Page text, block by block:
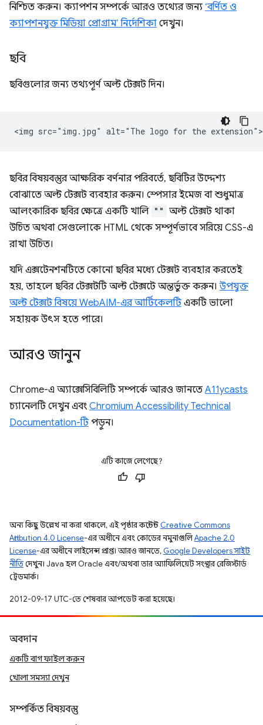
নিশ্চিত করুন। ক্যাপশন সম্পর্কে আরও তথ্যের জন্য ‘বর্ণিত ও
ক্যাপশনযুক্ত মিডিয়া প্রোগ্রাম’ নির্দেশিকা দেখুন।
ছবি
ছবিগুলোর জন্য তথ্যপূর্ণ অল্ট টেক্সট দিন।
ছবির বিষয়বস্তুর আক্ষরিক বর্ণনার পরিবর্তে, ছবিটির উদ্দেশ্য
বোঝাতে অল্ট টেক্সট ব্যবহার করুন। স্পেসার ইমেজ বা শুধুমাত্র
আলংকারিক ছবির ক্ষেত্রে একটি খালি "" অল্ট টেক্সট থাকা
উচিত অথবা সেগুলোকে HTML থেকে সম্পূর্ণভাবে সরিয়ে CSS-এ
রাখা উচিত।
যদি এক্সটেনশনটিতে কোনো ছবির মধ্যে টেক্সট ব্যবহার করতেই
হয়, তাহলে ছবির টেক্সটটি অল্ট টেক্সটে অন্তর্ভুক্ত করুন।উপযুক্ত
অল্ট টেক্সট বিষয়ে WebAIM-এর আর্টিকেলটিএকটি ভালো
সহায়ক উৎস হতে পারে।
আরও জানুন
Chrome-এ অ্যাক্সেসিবিলিটি সম্পর্কে আরও জানতে A11ycasts
চ্যানেলটি দেখুন এবং Chromium Accessibility Technical
Documentation-টিপড়ুন।
এটি কাজে লেগেছে?
অন্য কিছু উল্লেখ না করা থাকলে, এই পৃষ্ঠার কন্টেন্ট Creative Commons
Attribution 4.0 License-এর অধীনে এবং কোডের নমুনাগুলিApache 2.0
License-এর অধীনে লাইসেন্স প্রাপ্ত। আরও জানতে, Google Developers সাইট
নীতিদেখুন। Java হল Oracle এবং/অথবা তার অ্যাফিলিয়েট সংস্থার রেজিস্টার্ড
ট্রেডমার্ক।
2012-09-17 UTC-তে শেষবার আপডেট করা হয়েছে।
অবদান
একটি বাগ ফাইল করুন
খোলা সমস্যা দেখুন
সম্পর্কিত বিষয়বস্তু